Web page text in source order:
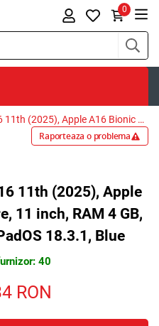
0
Tableta Apple iPad A16 11th (2025), Apple A16 Bionic Penta Core, 11 inch, RAM 4 GB, 128 GB, Wi-fi, Bt, iPadOS 18.3.1, Blue
Raporteaza o problema
11th (2025), Apple
11 inch, RAM 4 GB,
18.3.1, Blue
40
RON